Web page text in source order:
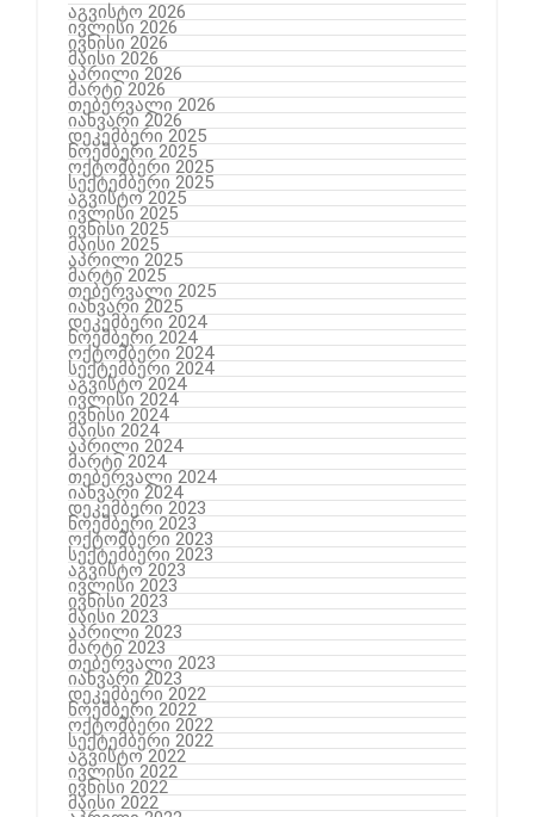
აგვისტო 2026
ივლისი 2026
ივნისი 2026
მაისი 2026
აპრილი 2026
მარტი 2026
თებერვალი 2026
იანვარი 2026
დეკემბერი 2025
ნოემბერი 2025
ოქტომბერი 2025
სექტემბერი 2025
აგვისტო 2025
ივლისი 2025
ივნისი 2025
მაისი 2025
აპრილი 2025
მარტი 2025
თებერვალი 2025
იანვარი 2025
დეკემბერი 2024
ნოემბერი 2024
ოქტომბერი 2024
სექტემბერი 2024
აგვისტო 2024
ივლისი 2024
ივნისი 2024
მაისი 2024
აპრილი 2024
მარტი 2024
თებერვალი 2024
იანვარი 2024
დეკემბერი 2023
ნოემბერი 2023
ოქტომბერი 2023
სექტემბერი 2023
აგვისტო 2023
ივლისი 2023
ივნისი 2023
მაისი 2023
აპრილი 2023
მარტი 2023
თებერვალი 2023
იანვარი 2023
დეკემბერი 2022
ნოემბერი 2022
ოქტომბერი 2022
სექტემბერი 2022
აგვისტო 2022
ივლისი 2022
ივნისი 2022
მაისი 2022